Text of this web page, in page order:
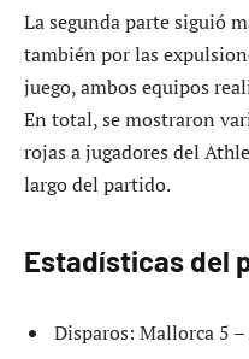
La segunda parte siguió
también por las
juego, ambos equipos
En total, se mostraron
rojas a jugadores del
largo del partido.
Estadísticas del
Disparos: Mallorca 5